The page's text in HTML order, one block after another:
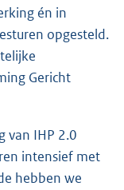
én in
opgesteld.
Gericht
van IHP 2.0
intensief met
hebben we